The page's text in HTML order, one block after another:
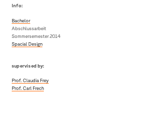
Info:
Bachelor
Abschlussarbeit
Sommersemester 2014
Spacial Design
supervised by:
Prof. Claudia Frey
Prof. Carl Frech